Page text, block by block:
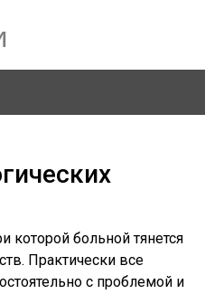
которой больной тянется
Практически все
с проблемой и